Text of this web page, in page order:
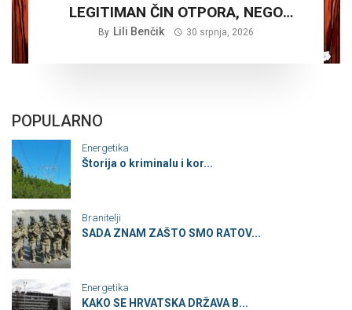
LEGITIMAN ČIN OTPORA, NEGO
PLANSKA ČETNIČKA AGRESIJA SA
By Lili Benčik 30 srpnja, 2026
POPULARNO
Energetika
Štorija o kriminalu i kor...
Branitelji
SADA ZNAM ZAŠTO SMO RATOV...
Energetika
KAKO SE HRVATSKA DRŽAVA B...